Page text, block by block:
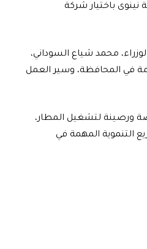
باختيار شركة
محمد شياع السوداني،
في المحافظة، وسير العمل
ورصينة لتشغيل المطار،
التنموية المهمة في